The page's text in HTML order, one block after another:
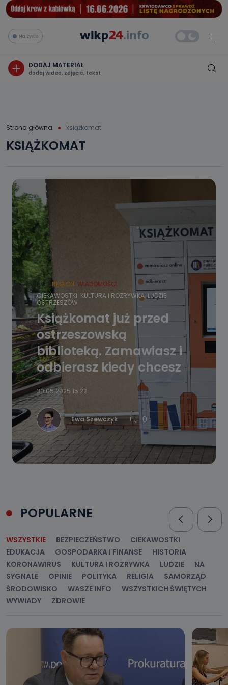
Na żywo
DODAJ MATERIAŁ
dodaj wideo, zdjęcie, tekst
Strona główna książkomat
KSIĄŻKOMAT
HOT REGION WIADOMOŚCI
CIEKAWOSTKI KULTURA I ROZRYWKA LUDZIE
OSTRZESZÓW
Książkomat już przed
ostrzeszowską
biblioteką. Zamawiasz i
odbierasz kiedy chcesz
30.05.2025 15:22
Ewa Szewczyk 0
POPULARNE
WSZYSTKIE BEZPIECZEŃSTWO
CIEKAWOSTKI
EDUKACJA
GOSPODARKA I FINANSE
HISTORIA
KORONAWIRUS
KULTURA I ROZRYWKA LUDZIE
NA
SYGNALE
OPINIE POLITYKA RELIGIA
SAMORZĄD
ŚRODOWISKO
WASZE INFO
WSZYSTKICH ŚWIĘTYCH
WYWIADY
ZDROWIE